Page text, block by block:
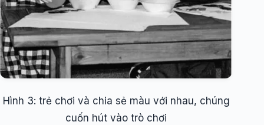
Hình 3: trẻ chơi và chia sẻ màu với nhau, chúng
cuốn hút vào trò chơi